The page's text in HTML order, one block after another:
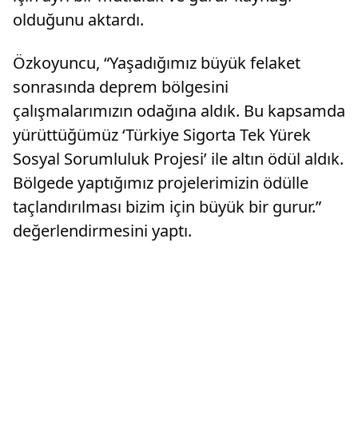
olduğunu aktardı.
Özkoyuncu, “Yaşadığımız büyük felaket
sonrasında deprem bölgesini
çalışmalarımızın odağına aldık. Bu kapsamda
yürüttüğümüz ‘Türkiye Sigorta Tek Yürek
Sosyal Sorumluluk Projesi’ ile altın ödül aldık.
Bölgede yaptığımız projelerimizin ödülle
taçlandırılması bizim için büyük bir gurur.”
değerlendirmesini yaptı.